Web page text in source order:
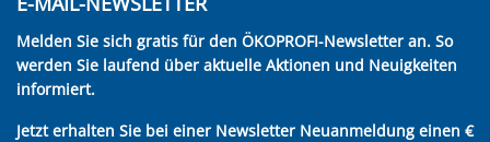
Melden Sie sich gratis für den ÖKOPROFI-Newsletter an. So
werden Sie laufend über aktuelle Aktionen und Neuigkeiten
informiert.
Jetzt erhalten Sie bei einer Newsletter Neuanmeldung einen €